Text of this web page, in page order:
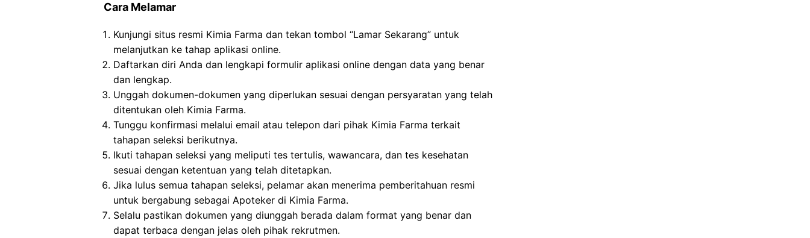
Cara Melamar
Kunjungi situs resmi Kimia Farma dan tekan tombol “Lamar Sekarang” untuk
melanjutkan ke tahap aplikasi online.
Daftarkan diri Anda dan lengkapi formulir aplikasi online dengan data yang benar
dan lengkap.
Unggah dokumen-dokumen yang diperlukan sesuai dengan persyaratan yang telah
ditentukan oleh Kimia Farma.
Tunggu konfirmasi melalui email atau telepon dari pihak Kimia Farma terkait
tahapan seleksi berikutnya.
Ikuti tahapan seleksi yang meliputi tes tertulis, wawancara, dan tes kesehatan
sesuai dengan ketentuan yang telah ditetapkan.
Jika lulus semua tahapan seleksi, pelamar akan menerima pemberitahuan resmi
untuk bergabung sebagai Apoteker di Kimia Farma.
Selalu pastikan dokumen yang diunggah berada dalam format yang benar dan
dapat terbaca dengan jelas oleh pihak rekrutmen.